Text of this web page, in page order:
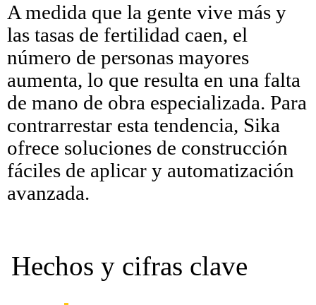
A medida que la gente vive más y
las tasas de fertilidad caen, el
número de personas mayores
aumenta, lo que resulta en una falta
de mano de obra especializada. Para
contrarrestar esta tendencia, Sika
ofrece soluciones de construcción
fáciles de aplicar y automatización
avanzada.
Hechos y cifras clave